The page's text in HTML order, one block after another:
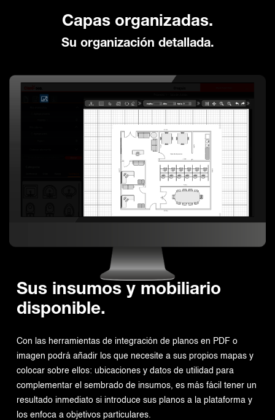
Capas organizadas.
Su organización detallada.
Sus insumos y mobiliario
disponible.
Con las herramientas de integración de planos en PDF o
imagen podrá añadir los que necesite a sus propios mapas y
colocar sobre ellos: ubicaciones y datos de utilidad para
complementar el sembrado de insumos, es más fácil tener un
resultado inmediato si introduce sus planos a la plataforma y
los enfoca a objetivos particulares.